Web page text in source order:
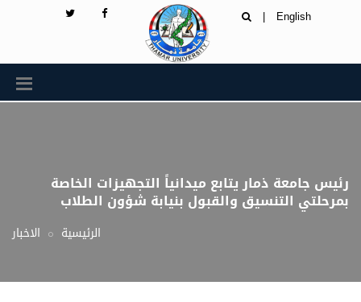
English
|
رئيس جامعة ذمار يتابع ميدانياً التجهيزات الخاصة
بمرحلتي التنسيق والقبول بنيابة شؤون الطلاب
الرئيسية الاخبار